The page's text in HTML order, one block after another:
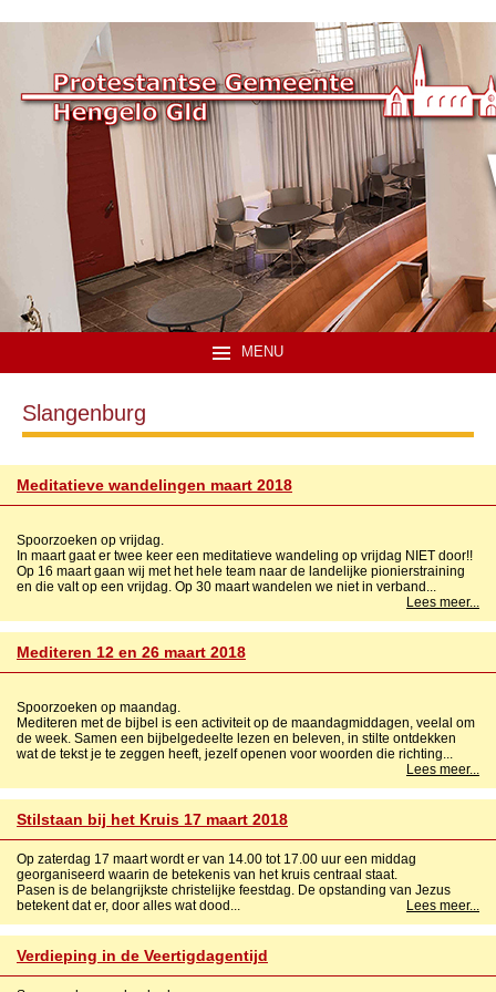
MENU
Slangenburg
Meditatieve wandelingen maart 2018
Spoorzoeken op vrijdag.
In maart gaat er twee keer een meditatieve wandeling op vrijdag NIET door!!
Op 16 maart gaan wij met het hele team naar de landelijke pionierstraining
en die valt op een vrijdag. Op 30 maart wandelen we niet in verband...
Lees meer...
Mediteren 12 en 26 maart 2018
Spoorzoeken op maandag.
Mediteren met de bijbel is een activiteit op de maandagmiddagen, veelal om
de week. Samen een bijbelgedeelte lezen en beleven, in stilte ontdekken
wat de tekst je te zeggen heeft, jezelf openen voor woorden die richting...
Lees meer...
Stilstaan bij het Kruis 17 maart 2018
Op zaterdag 17 maart wordt er van 14.00 tot 17.00 uur een middag
georganiseerd waarin de betekenis van het kruis centraal staat.
Pasen is de belangrijkste christelijke feestdag. De opstanding van Jezus
betekent dat er, door alles wat dood...
Lees meer...
Verdieping in de Veertigdagentijd